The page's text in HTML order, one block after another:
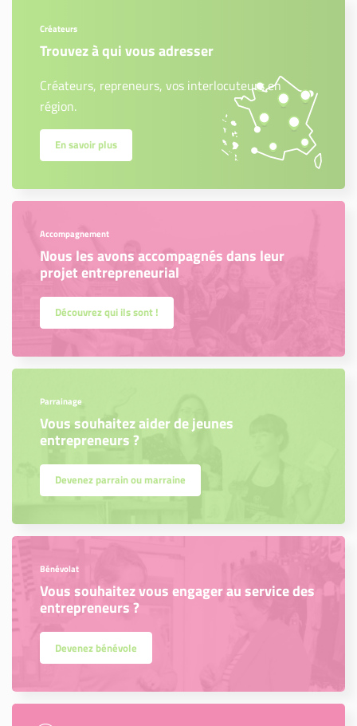
Créateurs
Trouvez à qui vous adresser
Créateurs, repreneurs, vos interlocuteurs en
région.
En savoir plus
Accompagnement
Nous les avons accompagnés dans leur
projet entrepreneurial
Découvrez qui ils sont !
Parrainage
Vous souhaitez aider de jeunes
entrepreneurs ?
Devenez parrain ou marraine
Bénévolat
Vous souhaitez vous engager au service des
entrepreneurs ?
Devenez bénévole